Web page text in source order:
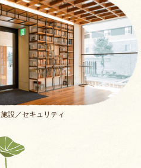
施設／セキュリティ